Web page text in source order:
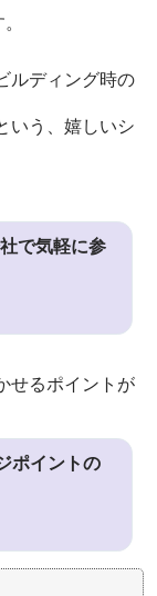
ルディング時の
いう、嬉しいシ
で気軽に参
せるポイントが
ポイントの